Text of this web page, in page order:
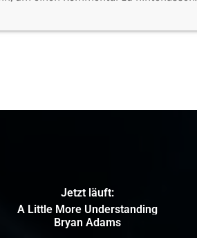
Jetzt läuft:
A Little More Understanding
Bryan Adams